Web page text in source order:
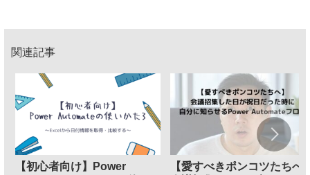
関連記事
【初心者向け】Power
【愛すべきポンコツたちへ